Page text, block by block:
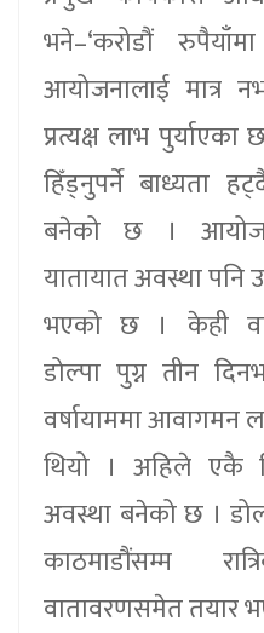
भने–‘करोडौं
आयोजनालाई मात्र
प्रत्यक्ष लाभ
हिँड्नुपर्ने बाध्यता
बनेको छ ।
यातायात अवस्था पनि
भएको छ । केही
डोल्पा पुग्न तीन
वर्षायाममा
थियो । अहिले एकै
अवस्था बनेको छ ।
काठमाडौंसम्म
वातावरणसमेत तयार